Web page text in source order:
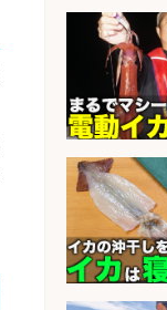
和食,
新鮮な
の若手
会社名
営業事
アシス
日勤務